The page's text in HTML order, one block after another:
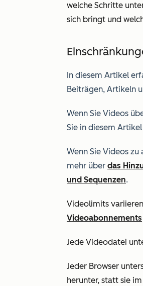
welche Schritte
sich bringt und
In diesem Artikel
Beiträgen, Artikeln
Wenn Sie Videos
Sie in diesem
Wenn Sie Videos
mehr über das
und Sequenzen.
Videolimits
Videoabonnements
Jede Videodatei
Jeder Browser
herunter, statt sie